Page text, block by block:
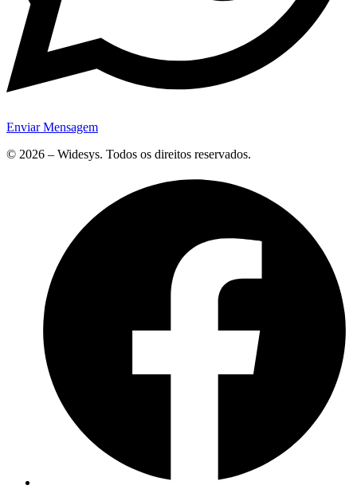
Enviar Mensagem
© 2026 – Widesys. Todos os direitos reservados.